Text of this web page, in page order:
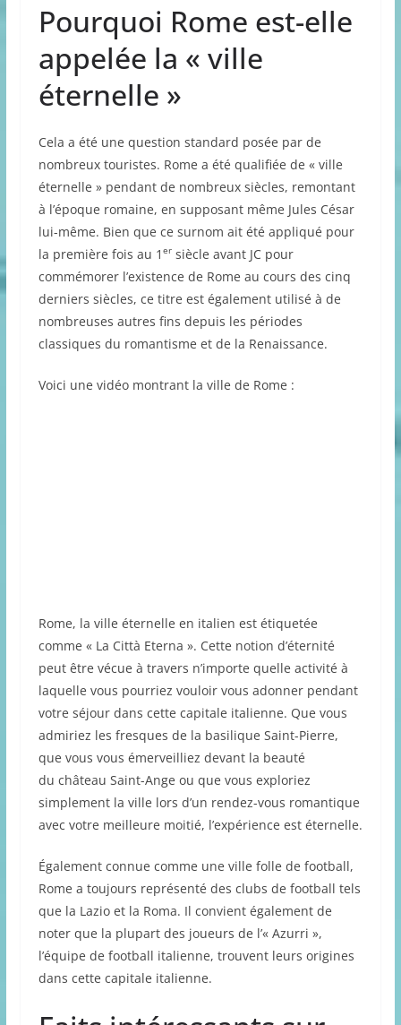
Pourquoi Rome est-elle
appelée la « ville
éternelle »
Cela a été une question standard posée par de
nombreux touristes. Rome a été qualifiée de « ville
éternelle » pendant de nombreux siècles, remontant
à l’époque romaine, en supposant même Jules César
lui-même. Bien que ce surnom ait été appliqué pour
la première fois au 1 ersiècle avant JC pour
commémorer l’existence de Rome au cours des cinq
derniers siècles, ce titre est également utilisé à de
nombreuses autres fins depuis les périodes
classiques du romantisme et de la Renaissance.
Voici une vidéo montrant la ville de Rome :
Rome, la ville éternelle en italien est étiquetée
comme « La Città Eterna ». Cette notion d’éternité
peut être vécue à travers n’importe quelle activité à
laquelle vous pourriez vouloir vous adonner pendant
votre séjour dans cette capitale italienne. Que vous
admiriez les fresques de la basilique Saint-Pierre,
que vous vous émerveilliez devant la beauté
du château Saint-Ange ou que vous exploriez
simplement la ville lors d’un rendez-vous romantique
avec votre meilleure moitié, l’expérience est éternelle.
Également connue comme une ville folle de football,
Rome a toujours représenté des clubs de football tels
que la Lazio et la Roma. Il convient également de
noter que la plupart des joueurs de l’« Azurri »,
l’équipe de football italienne, trouvent leurs origines
dans cette capitale italienne.